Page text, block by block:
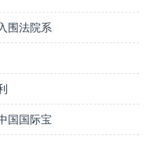
围法院系
国国际宝